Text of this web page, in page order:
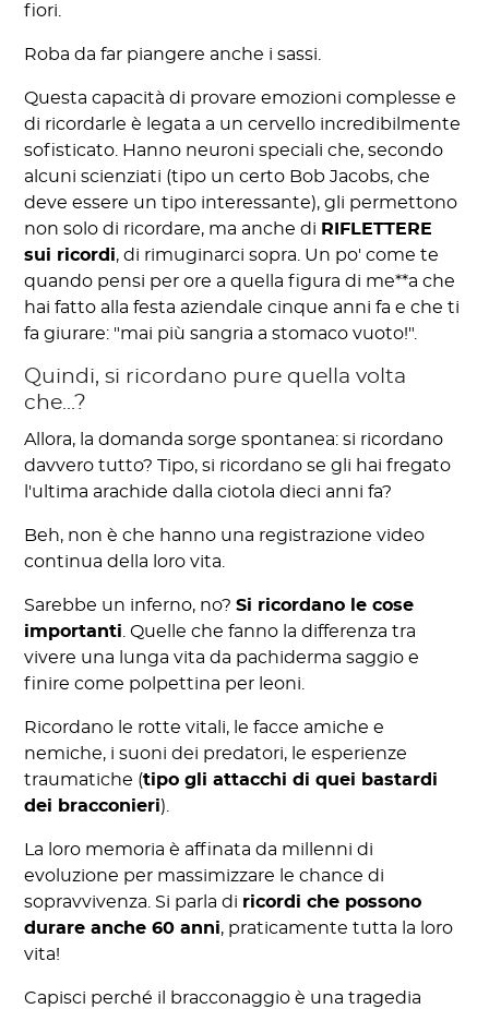
fiori.
Roba da far piangere anche i sassi.
Questa capacità di provare emozioni complesse e
di ricordarle è legata a un cervello incredibilmente
sofisticato. Hanno neuroni speciali che, secondo
alcuni scienziati (tipo un certo Bob Jacobs, che
deve essere un tipo interessante), gli permettono
non solo di ricordare, ma anche di RIFLETTERE
sui ricordi, di rimuginarci sopra. Un po' come te
quando pensi per ore a quella figura di me**a che
hai fatto alla festa aziendale cinque anni fa e che ti
fa giurare: "mai più sangria a stomaco vuoto!".
Quindi, si ricordano pure quella volta
che...?
Allora, la domanda sorge spontanea: si ricordano
davvero tutto? Tipo, si ricordano se gli hai fregato
l'ultima arachide dalla ciotola dieci anni fa?
Beh, non è che hanno una registrazione video
continua della loro vita.
Sarebbe un inferno, no?Si ricordano le cose
importanti . Quelle che fanno la differenza tra
vivere una lunga vita da pachiderma saggio e
finire come polpettina per leoni.
Ricordano le rotte vitali, le facce amiche e
nemiche, i suoni dei predatori, le esperienze
traumatiche (tipo gli attacchi di quei bastardi
dei bracconieri).
La loro memoria è affinata da millenni di
evoluzione per massimizzare le chance di
sopravvivenza. Si parla di ricordi che possono
durare anche 60 anni, praticamente tutta la loro
vita!
Capisci perché il bracconaggio è una tragedia